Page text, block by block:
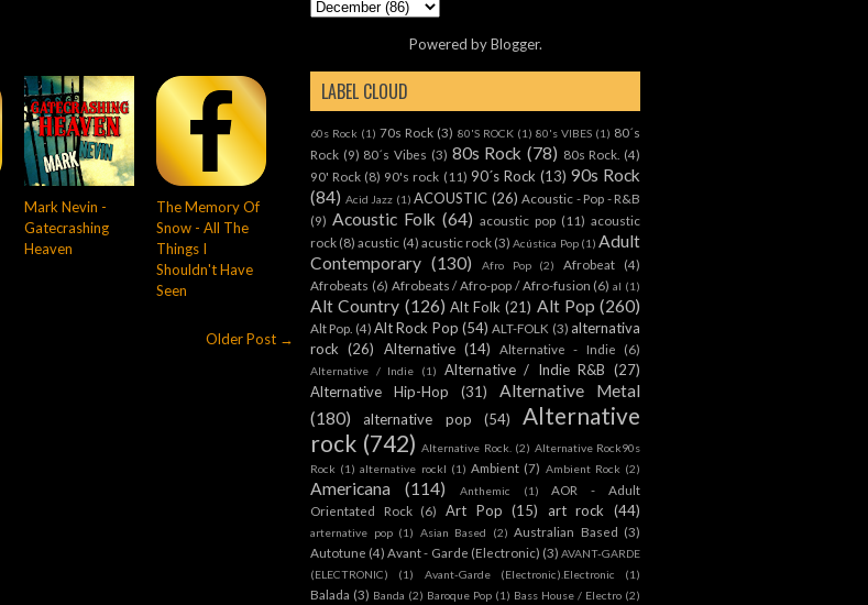
Mark Nevin -
Gatecrashing
Heaven
The Memory Of
Snow - All The
Things I
Shouldn't Have
Seen
Older Post →
Powered byBlogger.
LABEL CLOUD
60s Rock (1) 70s Rock (3) 80'S ROCK (1) 80's VIBES (1) 80´s
Rock (9) 80´s Vibes (3) 80s Rock (78) 80s Rock. (4)
90' Rock (8) 90's rock (11) 90´s Rock (13) 90s Rock
(84) Acid Jazz (1) ACOUSTIC (26) Acoustic - Pop - R&B
(9) Acoustic Folk (64) acoustic pop (11) acoustic
rock (8) acustic (4) acustic rock (3) Acústica Pop (1) Adult
Contemporary (130) Afro Pop (2) Afrobeat
(4)
Afrobeats (6) Afrobeats / Afro-pop / Afro-fusion (6) al (1)
Alt Country (126) Alt Folk (21) Alt Pop (260)
Alt Pop. (4) Alt Rock Pop (54) ALT-FOLK (3) alternativa
rock (26) Alternative (14) Alternative - Indie (6)
Alternative / Indie (1) Alternative / Indie R&B (27)
Alternative Hip-Hop
(31)
Alternative Metal
(180)
alternative pop (54)
Alternative
rock (742) Alternative Rock. (2) Alternative Rock90s
Rock (1) alternative rockl (1) Ambient (7) Ambient Rock (2)
Americana (114) Anthemic (1)
AOR - Adult
Orientated Rock (6) Art Pop (15) art rock (44)
arternative pop (1) Asian Based (2) Australian Based (3)
Autotune (4) Avant - Garde (Electronic) (3) AVANT-GARDE
(ELECTRONIC)
(1) Avant-Garde (Electronic).Electronic (1)
Balada (3) Banda (2) Baroque Pop (1) Bass House / Electro (2)